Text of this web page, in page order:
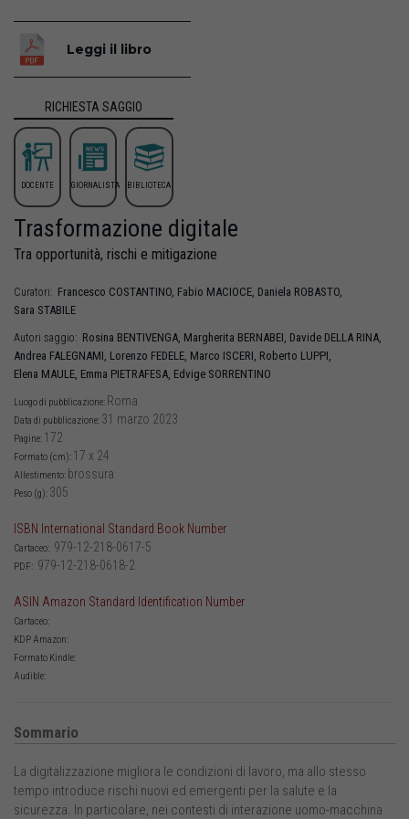
Leggi il libro
RICHIESTA SAGGIO
DOCENTE GIORNALISTA BIBLIOTECA
Trasformazione digitale
Tra opportunità, rischi e mitigazione
Curatori: Francesco COSTANTINO Fabio MACIOCE Daniela ROBASTO
Sara STABILE
Autori saggio: Rosina BENTIVENGA Margherita BERNABEI Davide DELLA RINA
Andrea FALEGNAMI Lorenzo FEDELE Marco ISCERI Roberto LUPPI
Elena MAULE Emma PIETRAFESA Edvige SORRENTINO
Luogo di pubblicazione: Roma
Data di pubblicazione: 31 marzo 2023
Pagine: 172
Formato (cm): 17 x 24
Allestimento: brossura
Peso (g): 305
ISBN International Standard Book Number
Cartaceo: 979-12-218-0617-5
PDF: 979-12-218-0618-2
ASIN Amazon Standard Identification Number
Cartaceo:
KDP Amazon:
Formato Kindle:
Audible:
Sommario
La digitalizzazione migliora le condizioni di lavoro, ma allo stesso
tempo introduce rischi nuovi ed emergenti per la salute e la
sicurezza. In particolare, nei contesti di interazione uomo-macchina